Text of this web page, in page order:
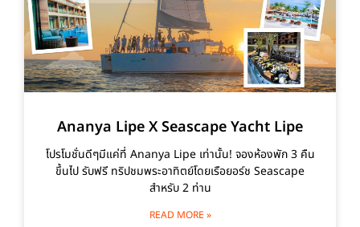
Ananya Lipe X Seascape Yacht Lipe
โปรโมชั่นดีๆมีแค่ที่ Ananya Lipe เท่านั้น! จองห้องพัก 3 คืน
ขึ้นไป รับฟรี ทริปชมพระอาทิตย์โดยเรือยอร์ช Seascape
สำหรับ 2 ท่าน
READ MORE »